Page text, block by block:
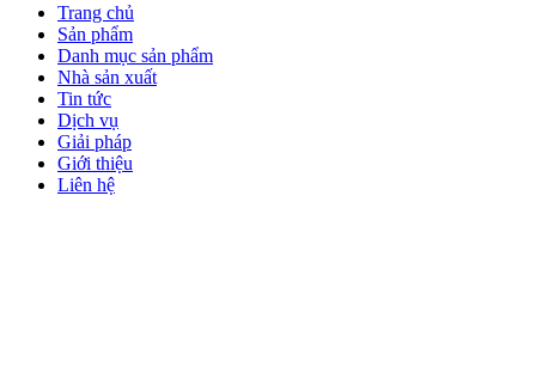
Trang chủ
Sản phẩm
Danh mục sản phẩm
Nhà sản xuất
Tin tức
Dịch vụ
Giải pháp
Giới thiệu
Liên hệ